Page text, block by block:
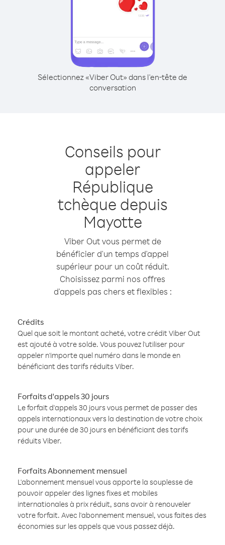
Sélectionnez «Viber Out» dans l'en-tête de
conversation
Conseils pour
appeler
République
tchèque depuis
Mayotte
Viber Out vous permet de
bénéficier d'un temps d'appel
supérieur pour un coût réduit.
Choisissez parmi nos offres
d'appels pas chers et flexibles :
Crédits
Quel que soit le montant acheté, votre crédit Viber Out
est ajouté à votre solde. Vous pouvez l'utiliser pour
appeler n'importe quel numéro dans le monde en
bénéficiant des tarifs réduits Viber.
Forfaits d'appels 30 jours
Le forfait d'appels 30 jours vous permet de passer des
appels internationaux vers la destination de votre choix
pour une durée de 30 jours en bénéficiant des tarifs
réduits Viber.
Forfaits Abonnement mensuel
L'abonnement mensuel vous apporte la souplesse de
pouvoir appeler des lignes fixes et mobiles
internationales à prix réduit, sans avoir à renouveler
votre forfait. Avec l'abonnement mensuel, vous faites des
économies sur les appels que vous passez déjà.